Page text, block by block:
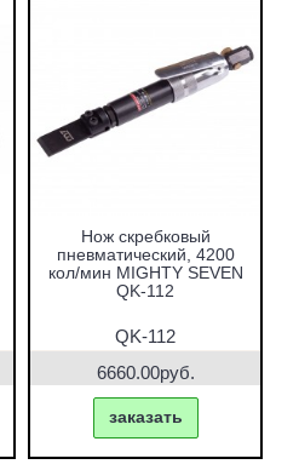
Нож скребковый
пневматический, 4200
кол/мин MIGHTY SEVEN
QK-112
QK-112
6660.00руб.
заказать